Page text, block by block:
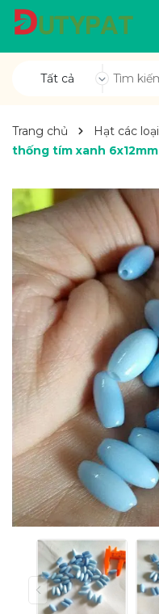
Tất cả
Trang chủ Hạt các loại
thống tím xanh 6x12mm